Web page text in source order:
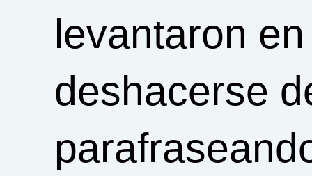
levantaron
deshacerse